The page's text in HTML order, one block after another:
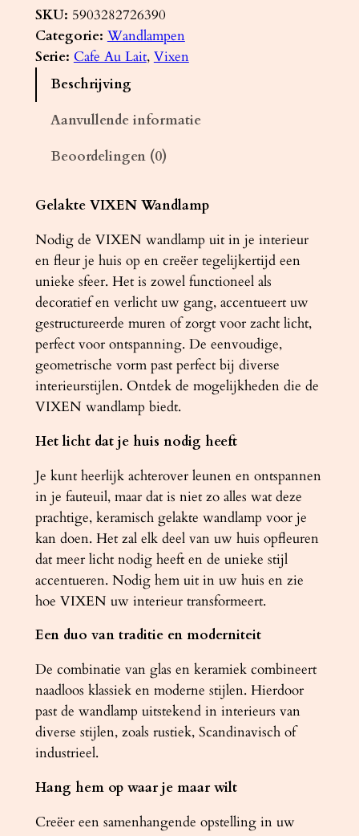
l
a
k
l
m
p
V
I
X
E
N
w
i
g
l
a
n
s
a
a
n
a
SKU: 5903282726390
Categorie: Wandlampen
Serie: Cafe Au Lait, Vixen
Beschrijving
Aanvullende informatie
Beoordelingen (0)
Gelakte VIXEN Wandlamp
Nodig de VIXEN wandlamp uit in je interieur
en fleur je huis op en creëer tegelijkertijd een
unieke sfeer. Het is zowel functioneel als
decoratief en verlicht uw gang, accentueert uw
gestructureerde muren of zorgt voor zacht licht,
perfect voor ontspanning. De eenvoudige,
geometrische vorm past perfect bij diverse
interieurstijlen. Ontdek de mogelijkheden die de
VIXEN wandlamp biedt.
Het licht dat je huis nodig heeft
Je kunt heerlijk achterover leunen en ontspannen
in je fauteuil, maar dat is niet zo alles wat deze
prachtige, keramisch gelakte wandlamp voor je
kan doen. Het zal elk deel van uw huis opfleuren
dat meer licht nodig heeft en de unieke stijl
accentueren. Nodig hem uit in uw huis en zie
hoe VIXEN uw interieur transformeert.
Een duo van traditie en moderniteit
De combinatie van glas en keramiek combineert
naadloos klassiek en moderne stijlen. Hierdoor
past de wandlamp uitstekend in interieurs van
diverse stijlen, zoals rustiek, Scandinavisch of
industrieel.
Hang hem op waar je maar wilt
Creëer een samenhangende opstelling in uw